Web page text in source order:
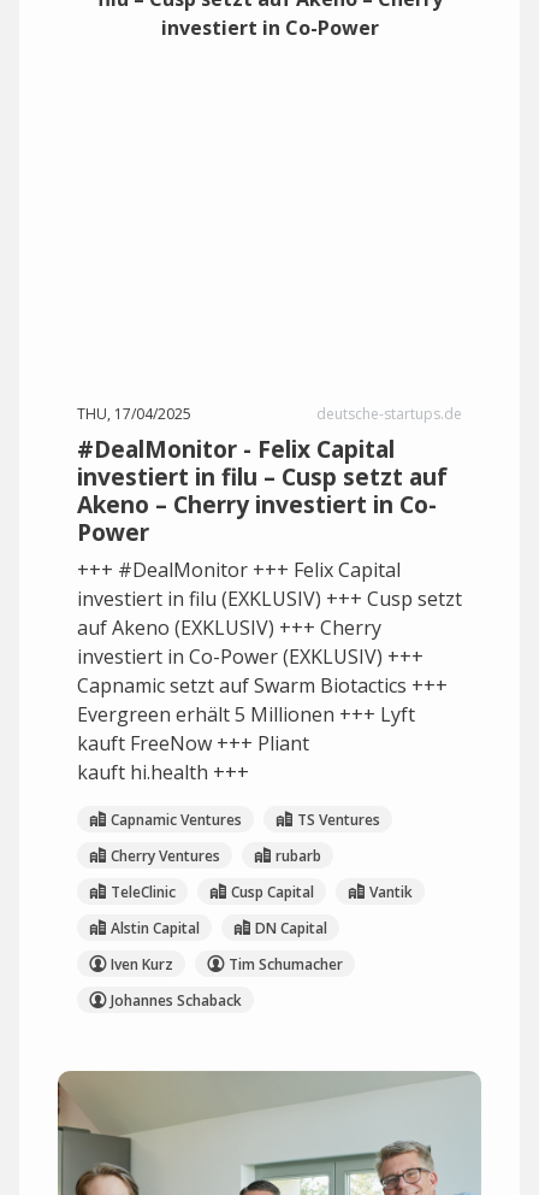
THU, 17/04/2025 deutsche-startups.de
#DealMonitor - Felix Capital
investiert in filu – Cusp setzt auf
Akeno – Cherry investiert in Co-
Power
+++ #DealMonitor +++ Felix Capital
investiert in filu (EXKLUSIV) +++ Cusp setzt
auf Akeno (EXKLUSIV) +++ Cherry
investiert in Co-Power (EXKLUSIV) +++
Capnamic setzt auf Swarm Biotactics +++
Evergreen erhält 5 Millionen +++ Lyft
kauft FreeNow +++ Pliant
kauft hi.health +++
Capnamic Ventures
TS Ventures
Cherry Ventures
rubarb
TeleClinic
Cusp Capital
Vantik
Alstin Capital
DN Capital
Iven Kurz
Tim Schumacher
Johannes Schaback